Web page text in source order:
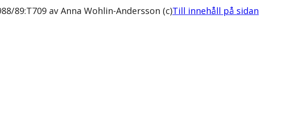
89:T709 av Anna Wohlin-Andersson (c)Till innehåll på sidan